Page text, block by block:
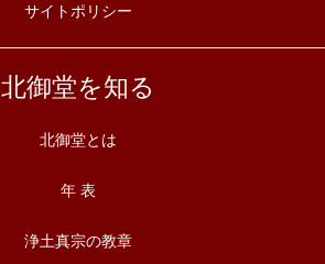
サイトポリシー
北御堂を知る
北御堂とは
年 表
浄土真宗の教章